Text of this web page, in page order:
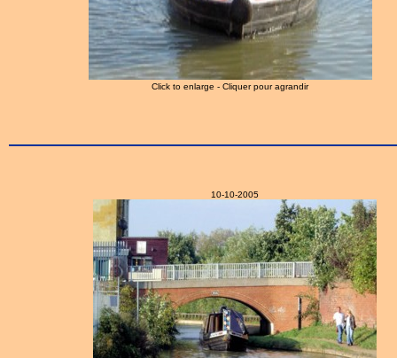
Click to enlarge - Cliquer pour agrandir
10-10-2005